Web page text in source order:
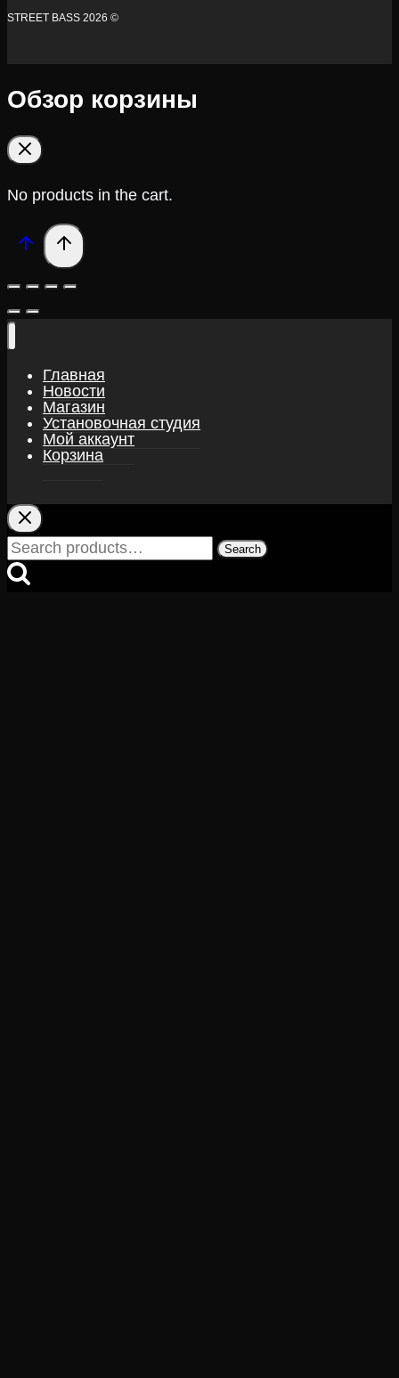
STREET BASS 2026 ©
Обзор корзины
No products in the cart.
Главная
Новости
Магазин
Установочная студия
Мой аккаунт
Корзина
Search
for:
Search